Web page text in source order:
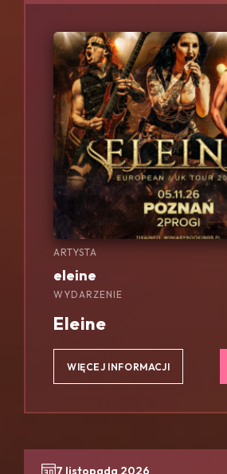
ARTYSTA
eleine
WYDARZENIE
Eleine
WIĘCEJ INFORMACJI